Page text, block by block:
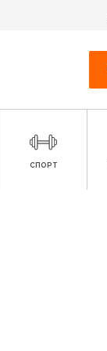
СПОРТ